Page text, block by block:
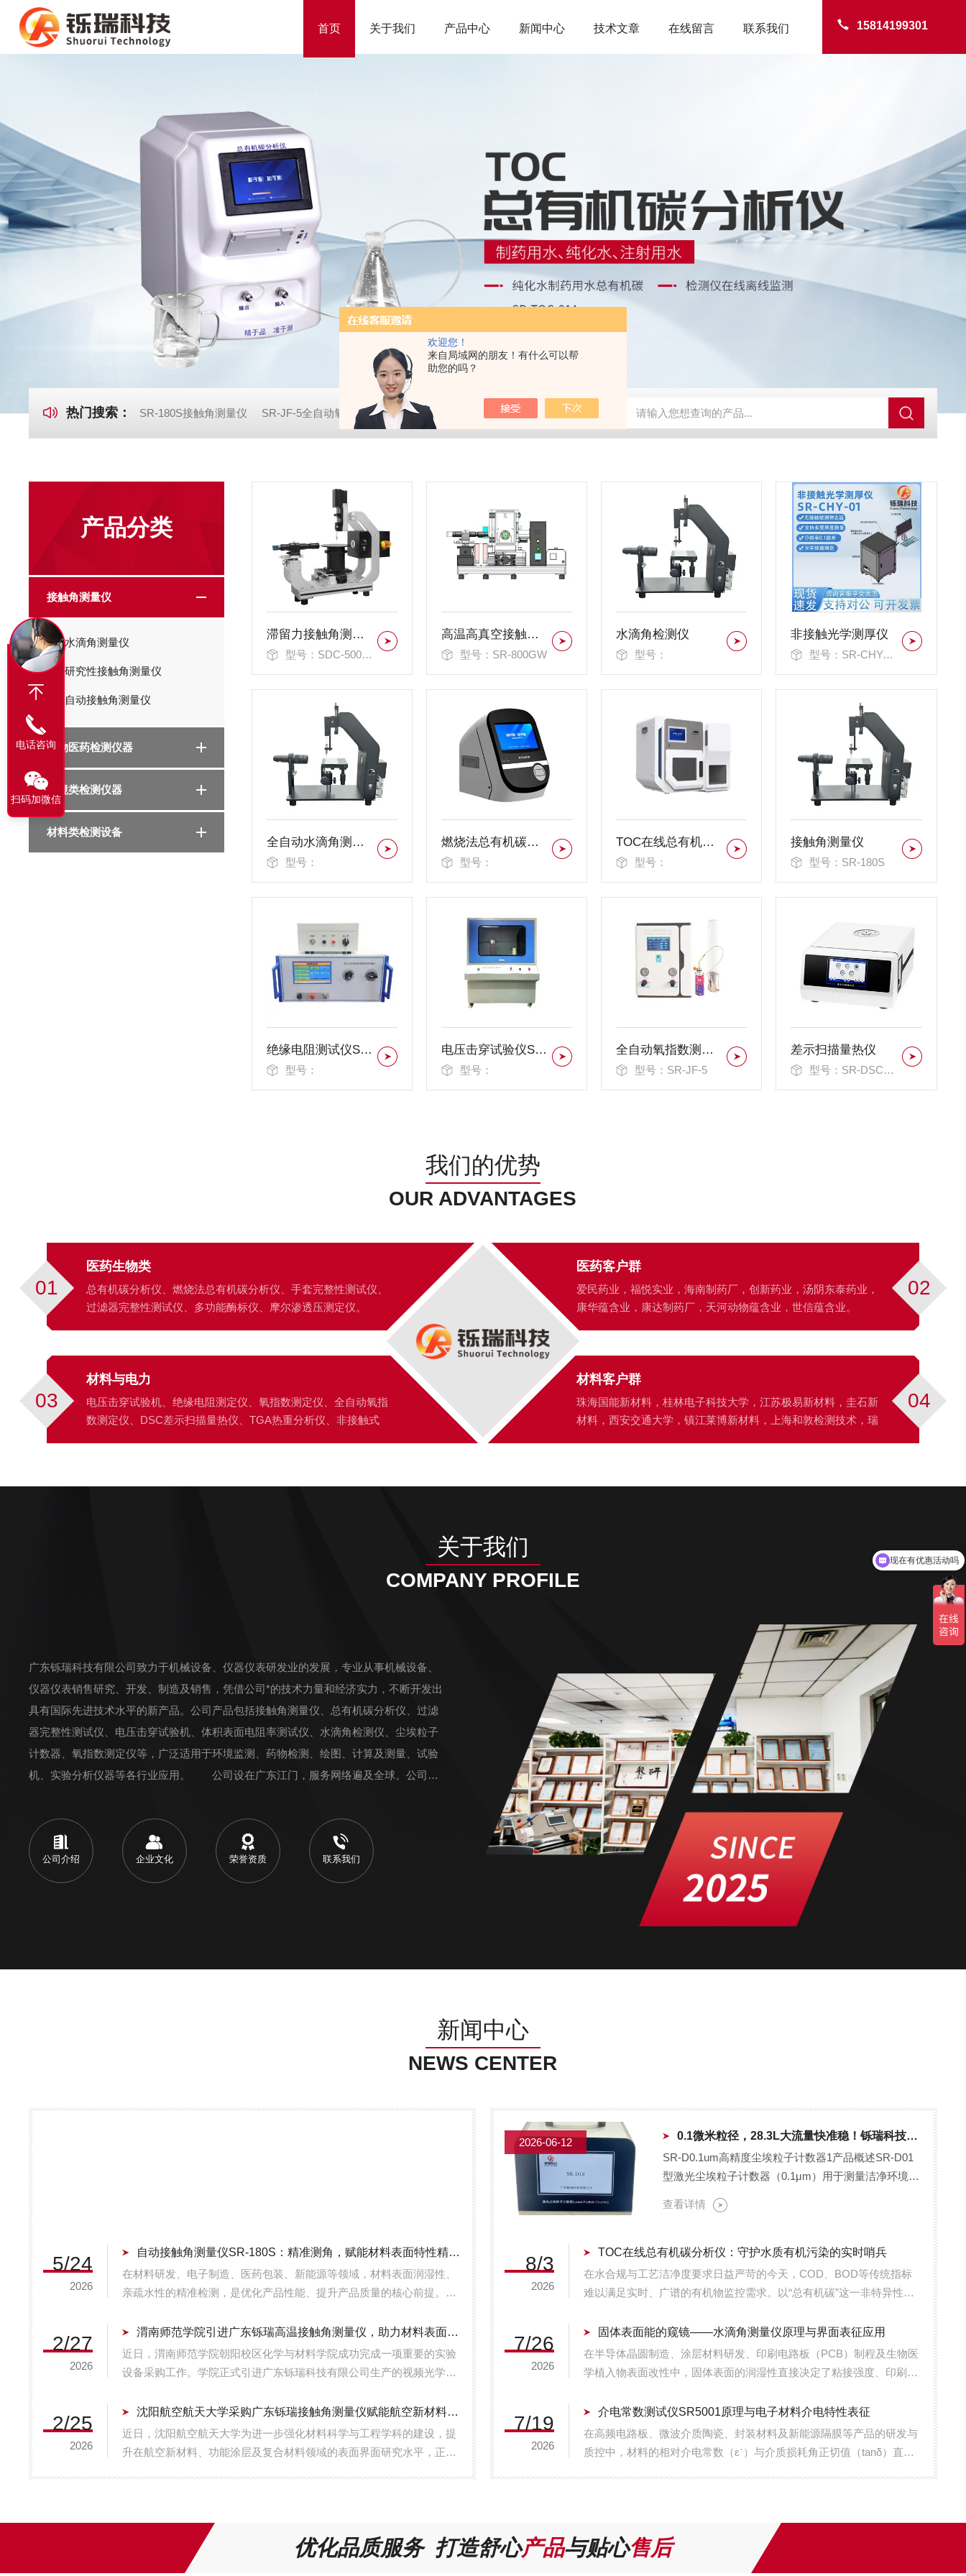
欢迎您！
来自局域网的朋友！有什么可以帮
助您的吗？
15814199301
首页 关于我们 产品中心 新闻中心 技术文章 在线留言 联系我们
热门搜索： SR-180S接触角测量仪 SR-JF-5全自动氧指数测定仪 SR-3518C全自动多功能酶标分析仪 瞬态平面热源法导热仪SRDR-S 总有机碳分析仪SR-TOC-01E SR-DSC-
产品分类
接触角测量仪
水滴角测量仪
研究性接触角测量仪
自动接触角测量仪
生物医药检测仪器
环境类检测仪器
材料类检测设备
滞留力接触角测量仪
型号：SDC-500RF
高温高真空接触角测量仪
型号：SR-800GW
水滴角检测仪
型号：
非接触光学测厚仪
型号：SR-CHY-01
全自动水滴角测量仪
型号：
燃烧法总有机碳分析仪
型号：
TOC在线总有机碳分析仪
型号：
接触角测量仪
型号：SR-180S
绝缘电阻测试仪SR-DZ-21B
型号：
电压击穿试验仪SR-VB-100KV
型号：
全自动氧指数测定仪
型号：SR-JF-5
差示扫描量热仪
型号：SR-DSC-600S
我们的优势
OUR ADVANTAGES
01
医药生物类
总有机碳分析仪、燃烧法总有机碳分析仪、手套完整性测试仪、
过滤器完整性测试仪、多功能酶标仪、摩尔渗透压测定仪。
02
医药客户群
爱民药业，福悦实业，海南制药厂，创新药业，汤阴东泰药业，
康华蕴含业，康达制药厂，天河动物蕴含业，世信蕴含业。
03
材料与电力
电压击穿试验机、绝缘电阻测定仪、氧指数测定仪、全自动氧指
数测定仪、DSC差示扫描量热仪、TGA热重分析仪、非接触式
04
材料客户群
珠海国能新材料，桂林电子科技大学，江苏极易新材料，圭石新
材料，西安交通大学，镇江莱博新材料，上海和敦检测技术，瑞
关于我们
COMPANY PROFILE
广东铄瑞科技有限公司致力于机械设备、仪器仪表研发业的发展，专业从事机械设备、
仪器仪表销售研究、开发、制造及销售，凭借公司*的技术力量和经济实力，不断开发出
具有国际先进技术水平的新产品。公司产品包括接触角测量仪、总有机碳分析仪、过滤
器完整性测试仪、电压击穿试验机、体积表面电阻率测试仪、水滴角检测仪、尘埃粒子
计数器、氧指数测定仪等，广泛适用于环境监测、药物检测、绘图、计算及测量、试验
机、实验分析仪器等各行业应用。 公司设在广东江门，服务网络遍及全球。公司内
公司介绍 企业文化 荣誉资质 联系我们
新闻中心
NEWS CENTER
5/24
2026
自动接触角测量仪SR-180S：精准测角，赋能材料表面特性精准分析
在材料研发、电子制造、医药包装、新能源等领域，材料表面润湿性、
亲疏水性的精准检测，是优化产品性能、提升产品质量的核心前提。自
备，凭借精准的测量技术、便捷的操作体验与广泛的适配...
2/27
2026
渭南师范学院引进广东铄瑞高温接触角测量仪，助力材料表面科学研究
近日，渭南师范学院朝阳校区化学与材料学院成功完成一项重要的实验
设备采购工作。学院正式引进广东铄瑞科技有限公司生产的视频光学接
温平台。该设备的投入使用，将极大提升学院在材料...
2/25
2026
沈阳航空航天大学采购广东铄瑞接触角测量仪赋能航空新材料界面研究
近日，沈阳航空航天大学为进一步强化材料科学与工程学科的建设，提
升在航空新材料、功能涂层及复合材料领域的表面界面研究水平，正式
2026-06-12
0.1微米粒径，28.3L大流量快准稳！铄瑞科技SR-D01高精度尘埃粒子计数器
SR-D0.1um高精度尘埃粒子计数器1产品概述SR-D01
型激光尘埃粒子计数器（0.1μm）用于测量洁净环境中
可...
查看详情
8/3
2026
TOC在线总有机碳分析仪：守护水质有机污染的实时哨兵
在水合规与工艺洁净度要求日益严苛的今天，COD、BOD等传统指标
难以满足实时、广谱的有机物监控需求。以“总有机碳”这一非特异性综
环保与市政供水领域全天候运行的“水质哨兵”。TOC...
7/26
2026
固体表面能的窥镜——水滴角测量仪原理与界面表征应用
在半导体晶圆制造、涂层材料研发、印刷电路板（PCB）制程及生物医
学植入物表面改性中，固体表面的润湿性直接决定了粘接强度、印刷适
通过高精度光学系统捕捉液滴在固体表面的轮廓，测量气-...
7/19
2026
介电常数测试仪SR5001原理与电子材料介电特性表征
在高频电路板、微波介质陶瓷、封装材料及新能源隔膜等产品的研发与
质控中，材料的相对介电常数（ε᾽）与介质损耗角正切值（tanδ）直接
优化品质服务 打造舒心产品与贴心售后
电话咨询
扫码加微信
可以介绍下你们的产品么